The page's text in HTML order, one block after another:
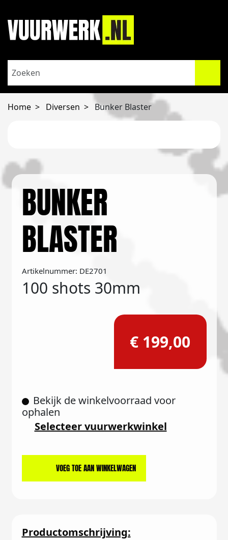
Home Diversen Bunker Blaster
BUNKER
BLASTER
Artikelnummer: DE2701
100 shots 30mm
€ 199,00
Bekijk de winkelvoorraad voor
ophalen
Selecteer vuurwerkwinkel
VOEG TOE AAN WINKELWAGEN
Productomschrijving: